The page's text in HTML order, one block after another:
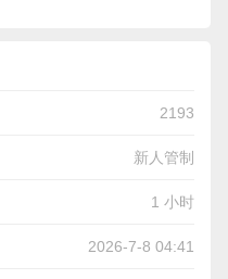
2193
新人管制
1 小时
2026-7-8 04:41